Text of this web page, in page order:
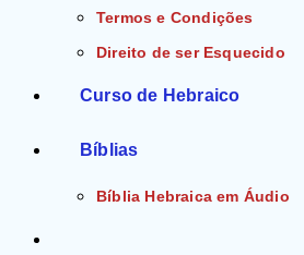
Termos e Condições
Direito de ser Esquecido
Curso de Hebraico
Bíblias
Bíblia Hebraica em Áudio